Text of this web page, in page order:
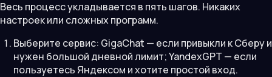
Весь процесс укладывается в пять шагов. Никаких
настроек или сложных программ.
Выберите сервис: GigaChat — если привыкли к Сберу и
нужен большой дневной лимит; YandexGPT — если
пользуетесь Яндексом и хотите простой вход.